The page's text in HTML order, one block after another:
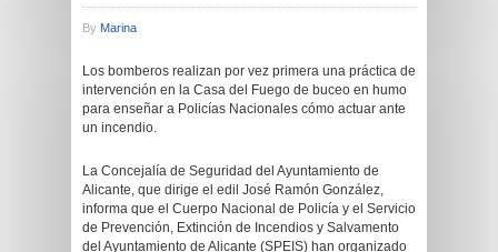
By Marina
Los bomberos realizan por vez primera una práctica de
intervención en la Casa del Fuego de buceo en humo
para enseñar a Policías Nacionales cómo actuar ante
un incendio.
La Concejalía de Seguridad del Ayuntamiento de
Alicante, que dirige el edil José Ramón González,
informa que el Cuerpo Nacional de Policía y el Servicio
de Prevención, Extinción de Incendios y Salvamento
del Ayuntamiento de Alicante (SPEIS) han organizado